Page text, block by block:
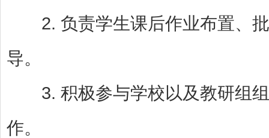
2. 负责学生课后作业布置、批
导。
3. 积极参与学校以及教研组组
作。